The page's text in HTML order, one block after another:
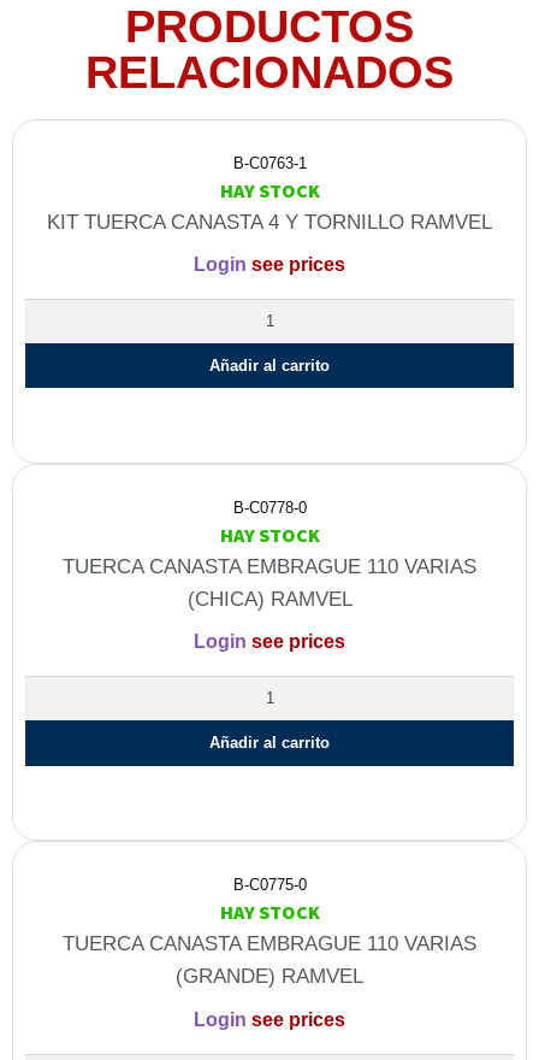
PRODUCTOS
RELACIONADOS
B-C0763-1
HAY STOCK
KIT TUERCA CANASTA 4 Y TORNILLO RAMVEL
Login see prices
Añadir al carrito
B-C0778-0
HAY STOCK
TUERCA CANASTA EMBRAGUE 110 VARIAS
(CHICA) RAMVEL
Login see prices
Añadir al carrito
B-C0775-0
HAY STOCK
TUERCA CANASTA EMBRAGUE 110 VARIAS
(GRANDE) RAMVEL
Login see prices